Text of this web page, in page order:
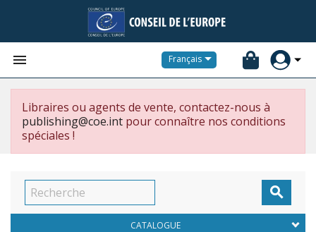
 Français
Libraires ou agents de vente, contactez-nous à
publishing@coe.int pour connaître nos conditions
spéciales !

CATALOGUE